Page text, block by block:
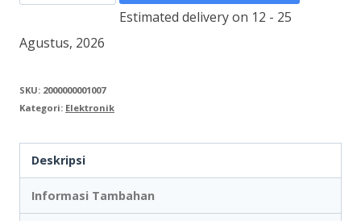
MCB
Box
Group
MCB-
1808
Estimated delivery on 12 - 25
Agustus, 2026
SKU: 2000000001007
Kategori: Elektronik
Deskripsi
Informasi Tambahan